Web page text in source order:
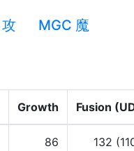
MGC 魔
Growth Fusion
86 132